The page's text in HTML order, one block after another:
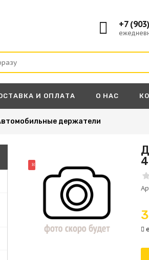
+7
И ОПЛАТА О НАС
держатели
НОВИНКА